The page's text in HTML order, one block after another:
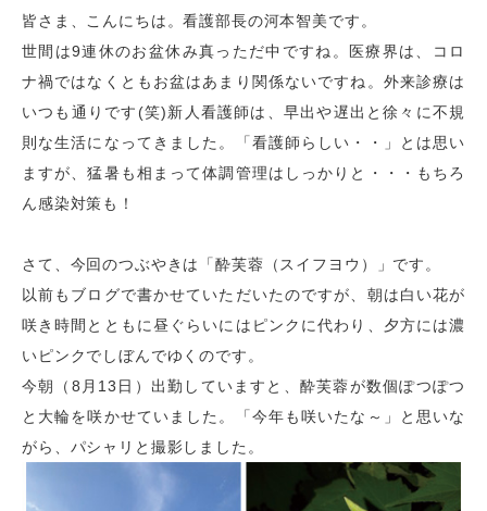
皆さま、こんにちは。看護部長の河本智美です。
世間は9連休のお盆休み真っただ中ですね。医療界は、コロ
ナ禍ではなくともお盆はあまり関係ないですね。外来診療は
いつも通りです(笑)新人看護師は、早出や遅出と徐々に不規
則な生活になってきました。「看護師らしい・・」とは思い
ますが、猛暑も相まって体調管理はしっかりと・・・もちろ
ん感染対策も！
さて、今回のつぶやきは「酔芙蓉（スイフヨウ）
」です。
以前もブログで書かせていただいたのですが、朝は白い花が
咲き時間とともに昼ぐらいにはピンクに代わり、夕方には濃
いピンクでしぼんでゆくのです。
今朝（8月13日）出勤していますと、酔芙蓉が数個ぽつぽつ
と大輪を咲かせていました。「今年も咲いたな～」と思いな
がら、パシャリと撮影しました。